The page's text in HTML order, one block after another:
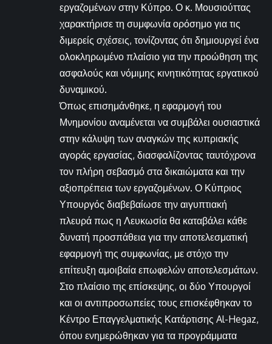
εργαζομένων στην Κύπρο. Ο κ. Μουσιούττας
χαρακτήρισε τη συμφωνία ορόσημο για τις
διμερείς σχέσεις, τονίζοντας ότι δημιουργεί ένα
ολοκληρωμένο πλαίσιο για την προώθηση της
ασφαλούς και νόμιμης κινητικότητας εργατικού
δυναμικού.
Όπως επισημάνθηκε, η εφαρμογή του
Μνημονίου αναμένεται να συμβάλει ουσιαστικά
στην κάλυψη των αναγκών της κυπριακής
αγοράς εργασίας, διασφαλίζοντας ταυτόχρονα
τον πλήρη σεβασμό στα δικαιώματα και την
αξιοπρέπεια των εργαζομένων. Ο Κύπριος
Υπουργός διαβεβαίωσε την αιγυπτιακή
πλευρά πως η Λευκωσία θα καταβάλει κάθε
δυνατή προσπάθεια για την αποτελεσματική
εφαρμογή της συμφωνίας, με στόχο την
επίτευξη αμοιβαία επωφελών αποτελεσμάτων.
Στο πλαίσιο της επίσκεψης, οι δύο Υπουργοί
και οι αντιπροσωπείες τους επισκέφθηκαν το
Κέντρο Επαγγελματικής Κατάρτισης Al-Hegaz,
όπου ενημερώθηκαν για τα προγράμματα